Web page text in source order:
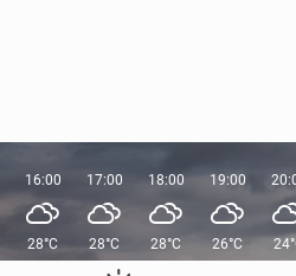
16:00
28°C
17:00
28°C
18:00
28°C
19:00
26°C